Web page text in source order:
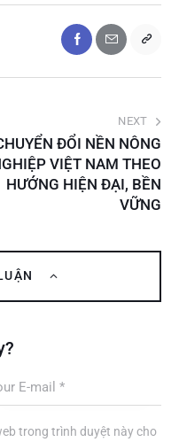
NEXT
ĐỔI NỀN NÔNG
VIỆT NAM THEO
HƯỚNG HIỆN ĐẠI, BỀN
VỮNG
trong trình duyệt này cho